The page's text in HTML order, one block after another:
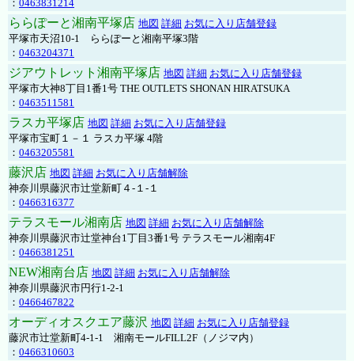
： 0463831214
ららぽーと湘南平塚店 地図 詳細 お気に入り店舗登録
平塚市天沼10-1 ららぽーと湘南平塚3階
： 0463204371
ジアウトレット湘南平塚店 地図 詳細 お気に入り店舗登録
平塚市大神8丁目1番1号 THE OUTLETS SHONAN HIRATSUKA
： 0463511581
ラスカ平塚店 地図 詳細 お気に入り店舗登録
平塚市宝町１－１ ラスカ平塚 4階
： 0463205581
藤沢店 地図 詳細 お気に入り店舗解除
神奈川県藤沢市辻堂新町４-１-１
： 0466316377
テラスモール湘南店 地図 詳細 お気に入り店舗解除
神奈川県藤沢市辻堂神台1丁目3番1号 テラスモール湘南4F
： 0466381251
NEW湘南台店 地図 詳細 お気に入り店舗解除
神奈川県藤沢市円行1-2-1
： 0466467822
オーディオスクエア藤沢 地図 詳細 お気に入り店舗登録
藤沢市辻堂新町4-1-1 湘南モールFILL2F（ノジマ内）
： 0466310603